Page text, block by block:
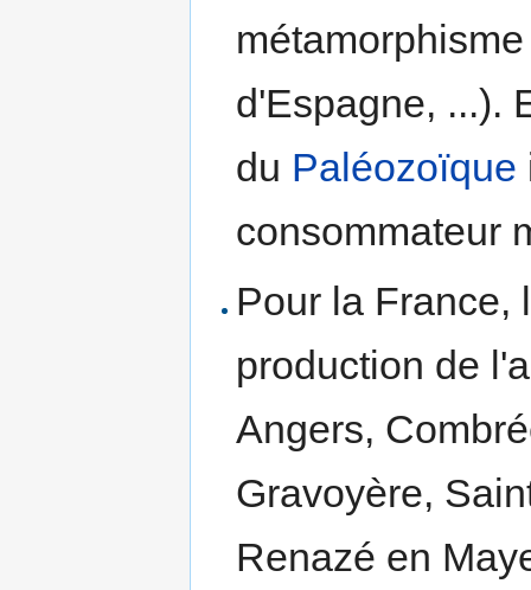
d'Espagne, ...).
du Paléozoïque
consommateur
Pour la France,
production de
Angers,
Gravoyère,
Renazé en